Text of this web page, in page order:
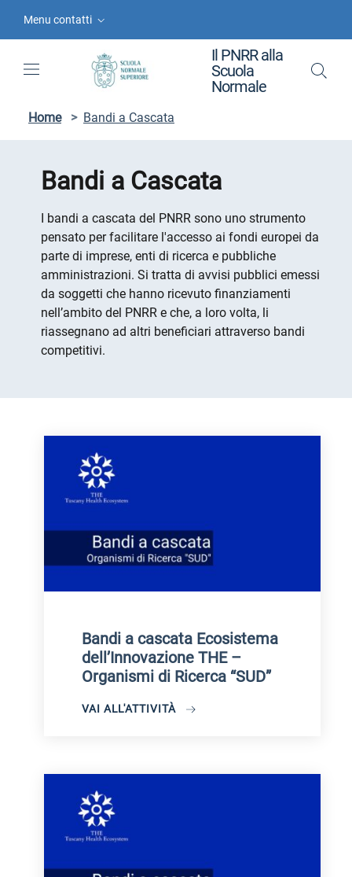
Menu contatti
Il PNRR alla
Scuola
Normale
Home > Bandi a Cascata
Bandi a Cascata
I bandi a cascata del PNRR sono uno strumento
pensato per facilitare l'accesso ai fondi europei da
parte di imprese, enti di ricerca e pubbliche
amministrazioni. Si tratta di avvisi pubblici emessi
da soggetti che hanno ricevuto finanziamenti
nell’ambito del PNRR e che, a loro volta, li
riassegnano ad altri beneficiari attraverso bandi
competitivi.
Bandi a cascata Ecosistema
dell’Innovazione THE –
Organismi di Ricerca “SUD”
VAI ALL'ATTIVITÀ